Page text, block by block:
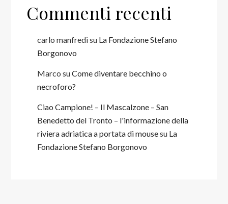
Commenti recenti
carlo manfredisu La Fondazione Stefano
Borgonovo
Marco suCome diventare becchino o
necroforo?
Ciao Campione! – Il Mascalzone – San
Benedetto del Tronto – l'informazione della
riviera adriatica a portata di mousesu La
Fondazione Stefano Borgonovo